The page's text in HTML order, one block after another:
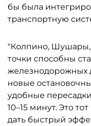
бы была
транспортную
"Колпино, Шушары,
точки способны
железнодорожных
новые
удобные
10–15 минут. Это
дать быстрый